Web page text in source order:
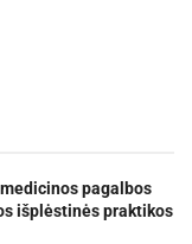
pagalbos
išplėstinės praktikos